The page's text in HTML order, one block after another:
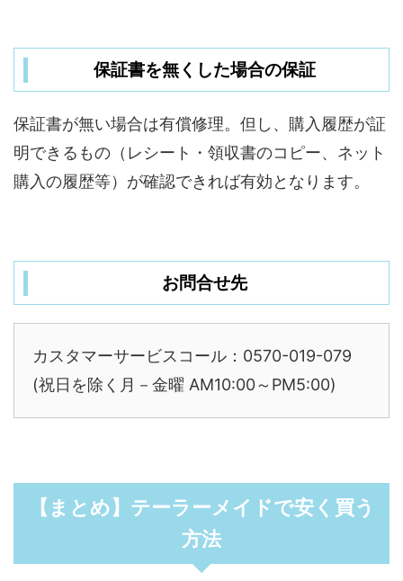
保証書を無くした場合の保証
保証書が無い場合は有償修理。但し、購入履歴が証
明できるもの（レシート・領収書のコピー、ネット
購入の履歴等）が確認できれば有効となります。
お問合せ先
カスタマーサービスコール：0570-019-079
(祝日を除く月－金曜 AM10:00～PM5:00)
【まとめ】テーラーメイドで安く買う
方法